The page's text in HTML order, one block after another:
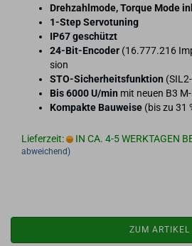
Dreh­zahl­mo­de, Tor­que Mode
1-​Step Ser­vo­tu­ning
IP67 ge­schützt
24-​Bit-Encoder (16.777.216
si­on
STO-​Sicherheitsfunktion
Bis 6000 U/min mit neuen B3
Kom­pak­te Bau­wei­se (bis zu 31
Lieferzeit: IN CA. 4-5 WERKTAGEN
abweichend)
ZUM ARTIKEL